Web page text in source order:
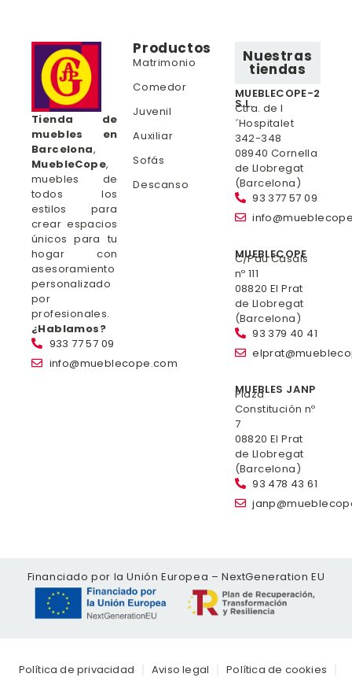
Tienda de
muebles en
Barcelona,
MuebleCope,
muebles de
todos los
estilos para
crear espacios
únicos para tu
hogar con
asesoramiento
personalizado
por
profesionales.
¿Hablamos?
933 77 57 09
info@mueblecope.com
Productos
Matrimonio
Comedor
Juvenil
Auxiliar
Sofás
Descanso
Nuestras
tiendas
MUEBLECOPE-2
S.L.
Ctra. de l
´Hospitalet
342-348
08940 Cornella
de Llobregat
(Barcelona)
93 377 57 09
MUEBLECOPE
C/Pau Casals
nº 111
08820 El Prat
de Llobregat
(Barcelona)
93 379 40 41
MUEBLES JANP
Plaza
Constitución nº
7
08820 El Prat
de Llobregat
(Barcelona)
93 478 43 61
Financiado por la Unión Europea – NextGeneration EU
Política de privacidad Aviso legal
Política de cookies